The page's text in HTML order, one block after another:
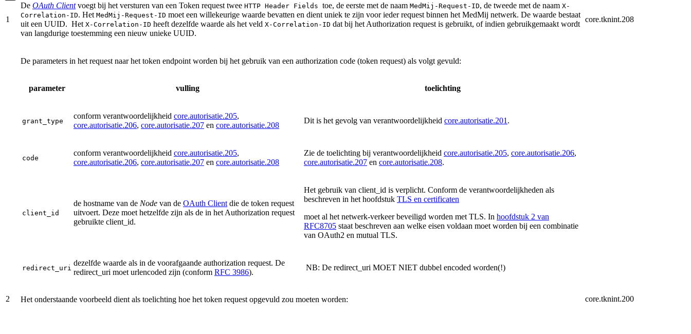
1
De OAuth Clientvoegt bij het versturen van een Token request twee HTTP Header Fields toe, de eerste met de naam MedMij-Request-ID, de tweede met de naam X-
Correlation-ID. Het MedMij-Request-ID moet een willekeurige waarde bevatten en dient uniek te zijn voor ieder request binnen het MedMij netwerk. De waarde bestaat
uit een UUID. Het X-Correlation-ID heeft dezelfde waarde als het veld X-Correlation-ID dat bij het Authorization request is gebruikt, of indien gebruikgemaakt wordt
van langdurige toestemming een nieuw unieke UUID.
core.tknint.208
2
De parameters in het request naar het token endpoint worden bij het gebruik van een authorization code (token request) als volgt gevuld:
parameter vulling toelichting
grant_type
conform verantwoordelijkheid core.autorisatie.205,
core.autorisatie.206, core.autorisatie.207 en core.autorisatie.208
Dit is het gevolg van verantwoordelijkheid core.autorisatie.201 .
code
conform verantwoordelijkheid core.autorisatie.205,
core.autorisatie.206, core.autorisatie.207 en core.autorisatie.208
Zie de toelichting bij verantwoordelijkheid core.autorisatie.205, core.autorisatie.206,
core.autorisatie.207 en core.autorisatie.208.
client_id
de hostname van de Node van de OAuth Client die de token request
uitvoert. Deze moet hetzelfde zijn als de in het Authorization request
gebruikte client_id.
Het gebruik van client_id is verplicht. Conform de verantwoordelijkheden als
beschreven in het hoofdstuk TLS en certificaten
moet al het netwerk-verkeer beveiligd worden met TLS. In hoofdstuk 2 van
RFC8705 staat beschreven aan welke eisen voldaan moet worden bij een combinatie
van OAuth2 en mutual TLS.
redirect_uri
dezelfde waarde als in de voorafgaande authorization request. De
redirect_uri moet urlencoded zijn (conform RFC 3986).
NB: De redirect_uri MOET NIET dubbel encoded worden(!)
Het onderstaande voorbeeld dient als toelichting hoe het token request opgevuld zou moeten worden: core.tknint.200